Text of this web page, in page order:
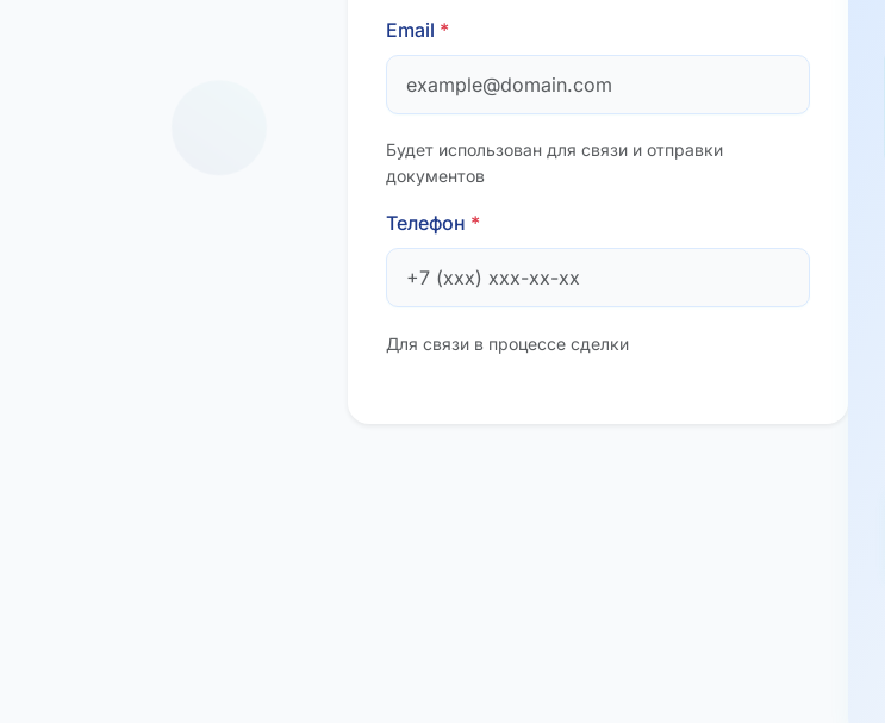
Email *
Будет использован для связи и отправки
документов
Телефон *
Для связи в процессе сделки